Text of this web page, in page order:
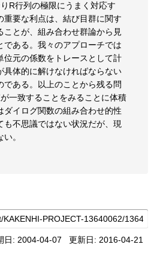
R行列の極限にうまく対応す
重要な利点は、結び目群に関す
ことが、組み合わせ群論から見
である。我々のアプローチでは
位元の係数をトレースとして計
具体的に解けなければならない
ある。以上のことから残る問
一致することをみることに体積
ダイログ関数の組み合わせ的性
不思議ではない状況だが、現
。
日: 2004-04-07 更新日: 2016-04-21